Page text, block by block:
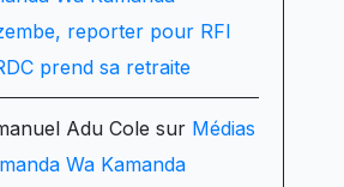
reporter pour RFI
prend sa retraite
Adu Cole sur Médias
Wa Kamanda